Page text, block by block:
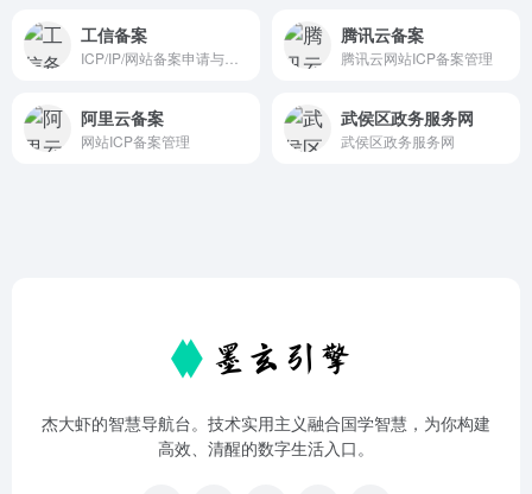
工信备案 腾讯云备案
腾讯云网站ICP备案管理
阿里云备案
网站ICP备案管理
武侯区政务服务网
武侯区政务服务网
杰大虾的智慧导航台。技术实用主义融合国学智慧，为你构建
高效、清醒的数字生活入口。